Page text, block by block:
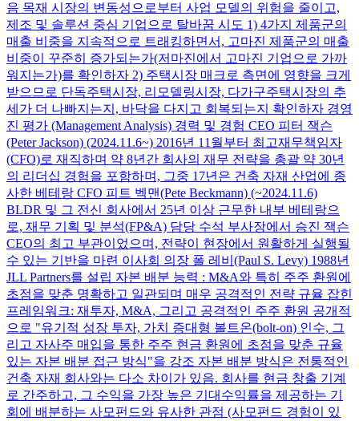
음 목재 시장의 변동성으로부터 사업 모델의 위험을 줄이고,
제조 및 솔루션 중심 기업으로 탈바꿈 시도 1) 4가지 제품군의
매출 비중을 지속적으로 트래킹하면서, 고마진 제품군의 매출
비중이 꾸준히 증가되는가(저마진에서 고마진 기업으로 가까
워지는가)를 확인하자 2) 주택시장 매크로 측면에 영향을 크게
받으므로 단독주택시장, 리모델링시장, 다가구주택시장의 추
세가 더 나빠지는지, 바닥을 다지고 회복되는지 확인하자 경영
진 평가 (Management Analysis) 경력 및 경험 CEO 피터 잭슨
(Peter Jackson) (2024.11.6~) 2016년 11월부터 최고재무책임자
(CFO)로 재직하며 약 8년간 회사의 재무 전략을 총괄 약 30년
의 리더십 경험을 포함하며, 그중 17년은 건축 자재 산업에 종
사한 베테랑 CFO 피트 벡맨(Pete Beckmann) (~2024.11.6)
BLDR 및 그 전신 회사에서 25년 이상 근무한 내부 베테랑으
로, 재무 기획 및 분석(FP&A) 담당 수석 부사장에서 승진 잭슨
CEO의 최고 부관이었으며, 전략이 현장에서 원활하게 실행될
수 있는 기반을 마련 이사회 의장 폴 레비(Paul S. Levy) 1988년
JLL Partners를 설립 자본 배분 능력 : M&A와 특히 주주 환원에
초점을 맞춘 명확하고 일관되며 매우 공격적인 전략 규율 잡힌
프레임워크: 재투자, M&A, 그리고 공격적인 주주 환원 공개적
으로 "유기적 성장 투자, 가치 증대형 볼트온(bolt-on) 인수, 그
리고 자사주 매입을 통한 주주 현금 환원에 초점을 맞춘 규율
있는 자본 배분 접근 방식"을 강조 자본 배분 방식은 전통적인
건축 자재 회사와는 다소 차이가 있음. 회사를 현금 창출 기계
로 간주하고, 그 수익을 가장 높은 기대수익률을 제공하는 기
회에 배분하는 사모펀드와 유사한 관점 (사모펀드 경험이 있